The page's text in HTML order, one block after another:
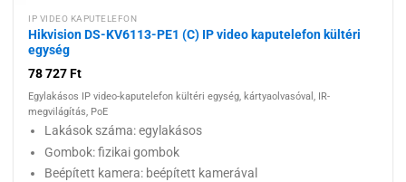
IP VIDEO KAPUTELEFON
Hikvision DS-KV6113-PE1 (C) IP video kaputelefon kültéri
egység
78 727Ft
Egylakásos IP video-kaputelefon kültéri egység, kártyaolvasóval, IR-
megvilágítás, PoE
Lakások száma: egylakásos
Gombok: fizikai gombok
Beépített kamera: beépített kamerával